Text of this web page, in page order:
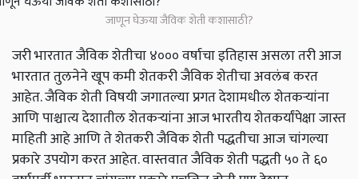
जाणून घेऊया जैविक शेती कशासाठी?
जरी भारतात जैविक शेतीचा ४००० वर्षाचा इतिहास असला तरी आज
भारतात तुलनेने खूप कमी शेतकरी जैविक शेतीचा अवलंब करत
आहेत. जैविक शेती विषयी जगातल्या प्रगत देशामधील शेतकऱ्यांना
आणि पाश्चात्य देशातील शेतकऱ्यांना आज भारतीय शेतकर्यांपेक्षा जास्त
माहिती आहे आणि ते शेतकरी जैविक शेती पद्धतीचा आज चांगल्या
प्रकारे उपयोग करत आहेत. वास्तवात जैविक शेती पद्धती ५० ते ६०